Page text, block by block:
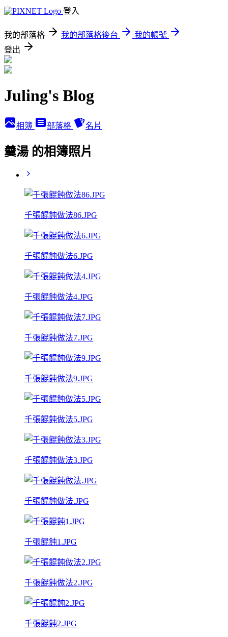
登入
我的部落格 我的部落格後台
我的帳號
登出
Juling's Blog
相簿 部落格 名片
羹湯 的相簿照片
千張餛飩做法86.JPG
千張餛飩做法6.JPG
千張餛飩做法4.JPG
千張餛飩做法7.JPG
千張餛飩做法9.JPG
千張餛飩做法5.JPG
千張餛飩做法3.JPG
千張餛飩做法.JPG
千張餛飩1.JPG
千張餛飩做法2.JPG
千張餛飩2.JPG